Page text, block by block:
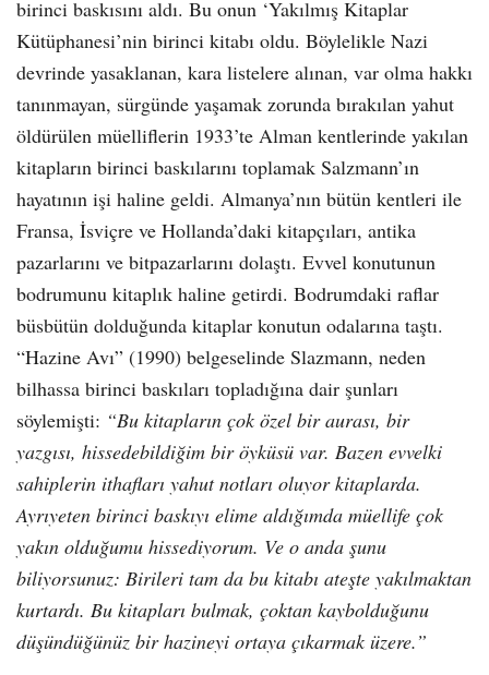
birinci baskısını aldı. Bu onun ‘Yakılmış Kitaplar
Kütüphanesi’nin birinci kitabı oldu. Böylelikle Nazi
devrinde yasaklanan, kara listelere alınan, var olma hakkı
tanınmayan, sürgünde yaşamak zorunda bırakılan yahut
öldürülen müelliflerin 1933’te Alman kentlerinde yakılan
kitapların birinci baskılarını toplamak Salzmann’ın
hayatının işi haline geldi. Almanya’nın bütün kentleri ile
Fransa, İsviçre ve Hollanda’daki kitapçıları, antika
pazarlarını ve bitpazarlarını dolaştı. Evvel konutunun
bodrumunu kitaplık haline getirdi. Bodrumdaki raflar
büsbütün dolduğunda kitaplar konutun odalarına taştı.
“Hazine Avı” (1990) belgeselinde Slazmann, neden
bilhassa birinci baskıları topladığına dair şunları
söylemişti: “Bu kitapların çok özel bir aurası, bir
yazgısı, hissedebildiğim bir öyküsü var. Bazen evvelki
sahiplerin ithafları yahut notları oluyor kitaplarda.
Ayrıyeten birinci baskıyı elime aldığımda müellife çok
yakın olduğumu hissediyorum. Ve o anda şunu
biliyorsunuz: Birileri tam da bu kitabı ateşte yakılmaktan
kurtardı. Bu kitapları bulmak, çoktan kaybolduğunu
düşündüğünüz bir hazineyi ortaya çıkarmak üzere.”